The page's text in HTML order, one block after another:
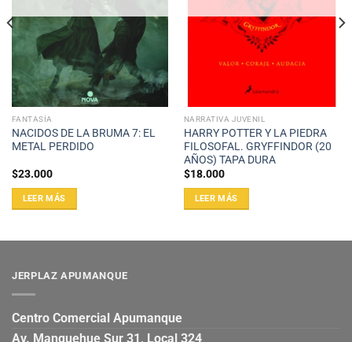
FANTASÍA
NACIDOS DE LA BRUMA 7: EL
METAL PERDIDO
$23.000
LEER MÁS
NARRATIVA JUVENIL
HARRY POTTER Y LA PIEDRA
FILOSOFAL. GRYFFINDOR (20
AÑOS) TAPA DURA
$18.000
LEER MÁS
JERPLAZ APUMANQUE
Centro Comercial Apumanque
Av. Manquehue Sur 31, Local 324